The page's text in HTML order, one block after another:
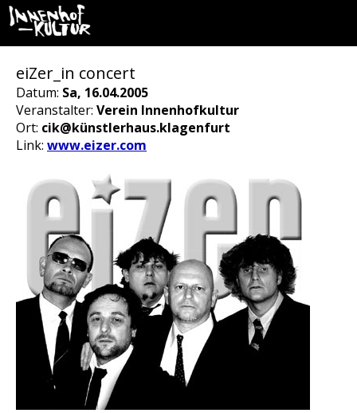
eiZer_in concert
Datum: Sa, 16.04.2005
Veranstalter: Verein Innenhofkultur
Ort: cik@künstlerhaus.klagenfurt
Link: www.eizer.com